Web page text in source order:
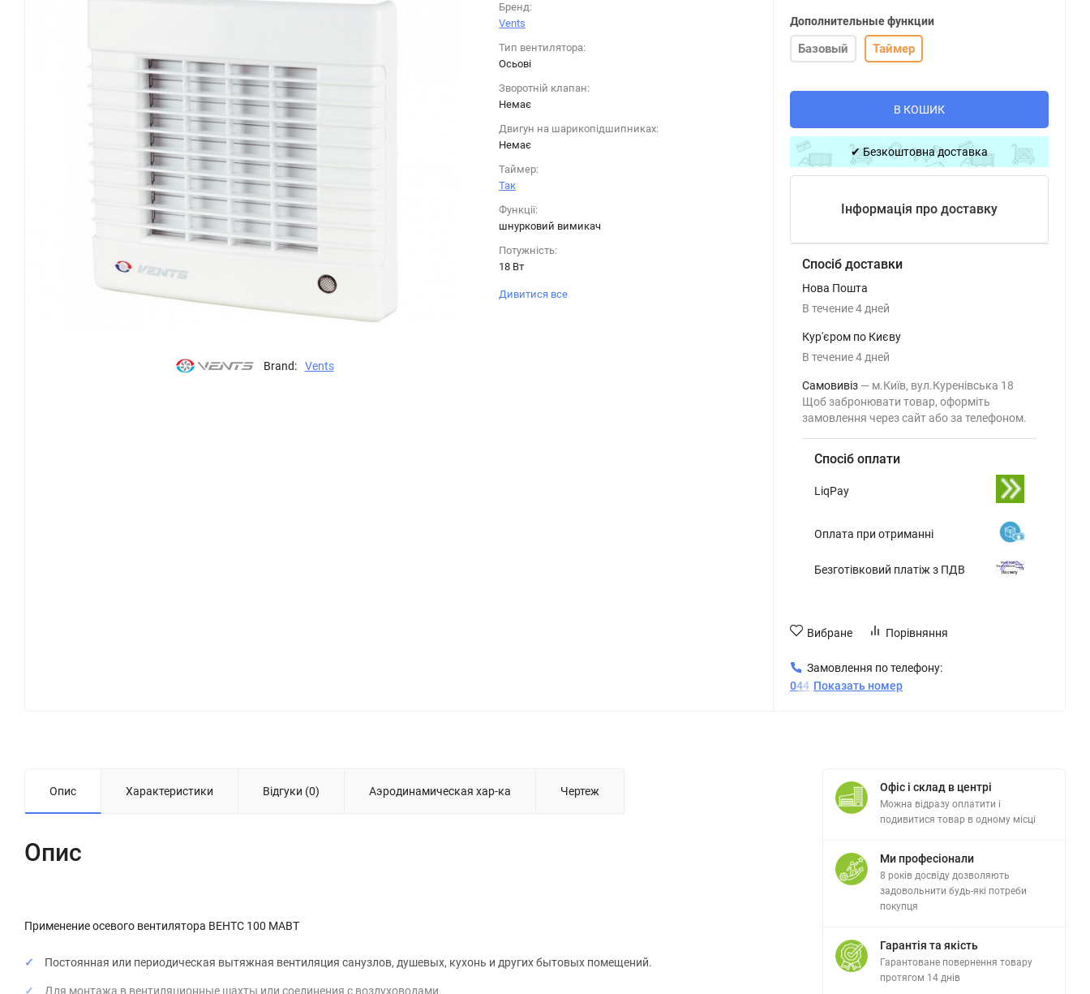
Brand: Vents
Бренд:
Vents
Тип вентилятора:
Осьові
Зворотній клапан:
Немає
Двигун на шарикопідшипниках:
Немає
Таймер:
Так
Функції:
шнурковий вимикач
Потужність:
18 Вт
Дивитися все
Дополнительные функции
Базовый Таймер
В КОШИК
✔ Безкоштовна доставка
Інформація про доставку
Спосіб доставки
Нова Пошта
В течение4 дней
Кур'єром по Києву
В течение4 дней
Самовивіз
м.Київ, вул.Куренівська 18
Щоб забронювати товар, оформіть
замовлення через сайт або за телефоном.
Спосіб оплати
LiqPay
Оплата при отриманні
Безготівковий платіж з ПДВ
Вибране Порівняння
Замовлення по телефону:
044 Показать номер
Опис Характеристики Відгуки (0) Аэродинамическая хар-ка Чертеж
Опис
Применение осевого вентилятора ВЕНТС 100 МАВТ
Постоянная или периодическая вытяжная вентиляция санузлов, душевых, кухонь и других бытовых помещений.
Для монтажа в вентиляционные шахты или соединения с воздуховодами.
Офіс і склад в центрі
Можна відразу оплатити і
подивитися товар в одному місці
Ми професіонали
8 років досвіду дозволяють
задовольнити будь-які потреби
покупця
Гарантія та якість
Гарантоване повернення товару
протягом 14 днів